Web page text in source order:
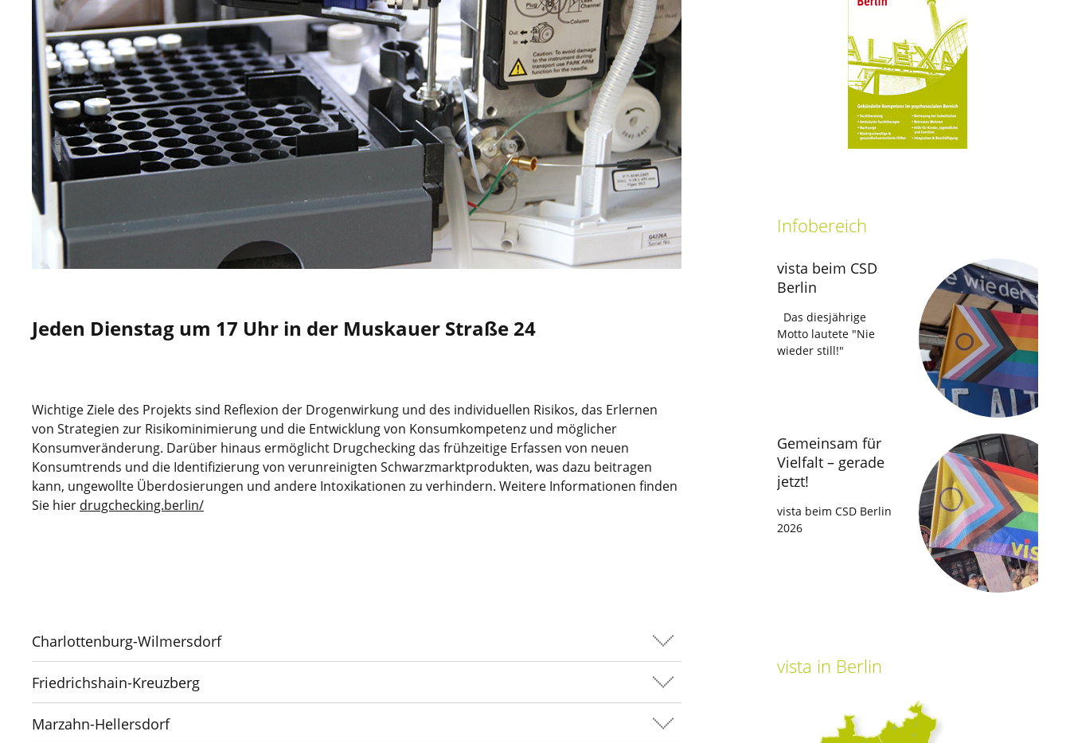
Jeden Dienstag um 17 Uhr in der Muskauer Straße 24
Wichtige Ziele des Projekts sind Reflexion der Drogenwirkung und des individuellen Risikos, das Erlernen
von Strategien zur Risikominimierung und die Entwicklung von Konsumkompetenz und möglicher
Konsumveränderung. Darüber hinaus ermöglicht Drugchecking das frühzeitige Erfassen von neuen
Konsumtrends und die Identifizierung von verunreinigten Schwarzmarktprodukten, was dazu beitragen
kann, ungewollte Überdosierungen und andere Intoxikationen zu verhindern. Weitere Informationen finden
Sie hier drugchecking.berlin/
Charlottenburg-Wilmersdorf
Friedrichshain-Kreuzberg
Marzahn-Hellersdorf
Infobereich
vista beim CSD
Berlin
Das diesjährige
Motto lautete "Nie
wieder still!"
Gemeinsam für
Vielfalt – gerade
jetzt!
vista beim CSD Berlin
2026
vista in Berlin